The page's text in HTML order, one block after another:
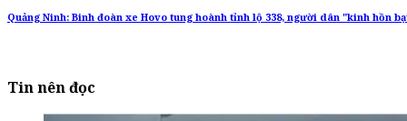
Quảng Ninh: Binh đoàn xe Hovo tung hoành tỉnh lộ 338, người dân "kinh hồn
Tin nên đọc